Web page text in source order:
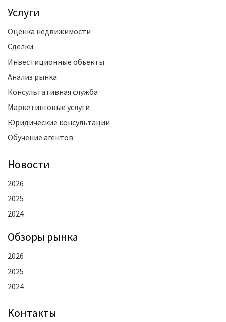
Услуги
Оценка недвижимости
Сделки
Инвестиционные объекты
Анализ рынка
Консультативная служба
Маркетинговые услуги
Юридические консультации
Обучение агентов
Новости
2026
2025
2024
Oбзоры рынка
2026
2025
2024
Kонтакты